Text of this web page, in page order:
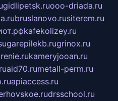
gidlipetsk.ruooo-driada.ru
bruslanovo.rusiterem.ru
kafekolizey.ru
grinox.ru
kameryjooan.ru
aid70.rumetall-perm.ru
apiaccess.ru
drsschool.ru